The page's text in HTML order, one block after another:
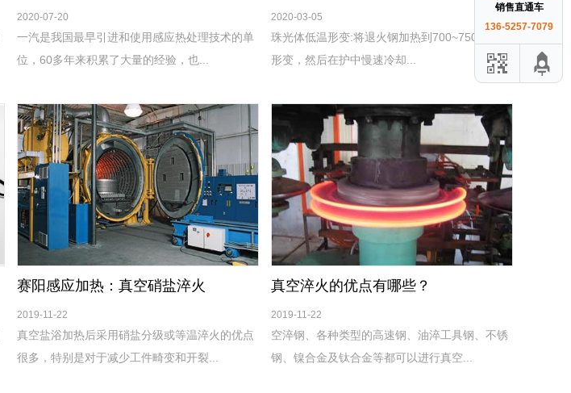
2020-07-20
一汽是我国最早引进和使用感应热处理技术的单
位，60多年来积累了大量的经验，也...
2020-03-05
珠光体低温形变:将退火钢加热到700~750°C进行
形变，然后在护中慢速冷却...
赛阳感应加热：真空硝盐淬火
2019-11-22
真空盐浴加热后采用硝盐分级或等温淬火的优点
很多，特别是对于减少工件畸变和开裂...
真空淬火的优点有哪些？
2019-11-22
空淬钢、各种类型的高速钢、油淬工具钢、不锈
钢、镍合金及钛合金等都可以进行真空...
销售直通车
136-5257-7079